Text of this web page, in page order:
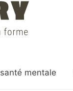
santé mentale